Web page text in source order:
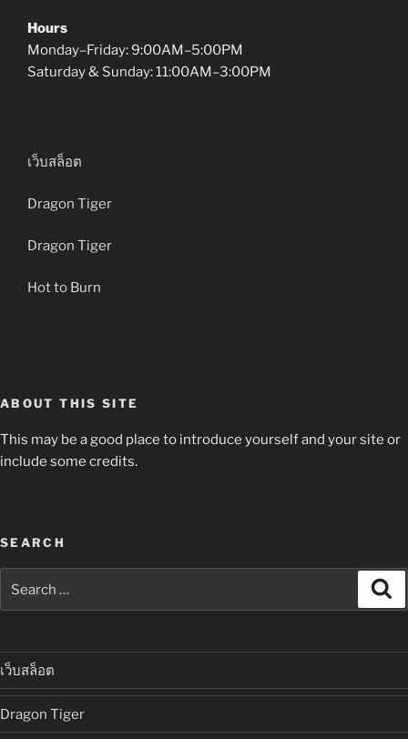
Hours
Monday–Friday: 9:00AM–5:00PM
Saturday & Sunday: 11:00AM–3:00PM
เว็บสล็อต
Dragon Tiger
Dragon Tiger
Hot to Burn
ABOUT THIS SITE
This may be a good place to introduce yourself and your site or
include some credits.
SEARCH
for:
เว็บสล็อต
Dragon Tiger